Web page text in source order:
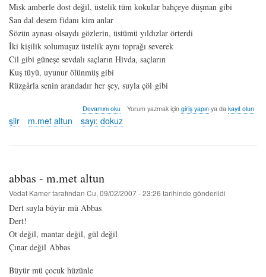
Misk amberle dost değil, üstelik tüm kokular bahçeye düşman gibi
San dal desem fidanı kim anlar
Sözün aynası olsaydı gözlerin, üstümü yıldızlar örterdi
İki kişilik solumuşuz üstelik aynı toprağı severek
Cil gibi güneşe sevdalı saçların Hivda, saçların
Kuş tüyü, uyunur ölünmüş gibi
Rüzgârla senin arandadır her şey, suyla çöl gibi
hivda
m.met
hakkında
Devamını oku Yorum yazmak için giriş yapınya da kayıt olun
şiir m.met altun sayı: dokuz
abbas - m.met altun
Vedat Kamertarafından Cu, 09/02/2007 - 23:26 tarihinde gönderildi
Dert suyla büyür mü Abbas
Dert!
Ot değil, mantar değil, gül değil
Çınar değil Abbas
Büyür mü çocuk hüzünle